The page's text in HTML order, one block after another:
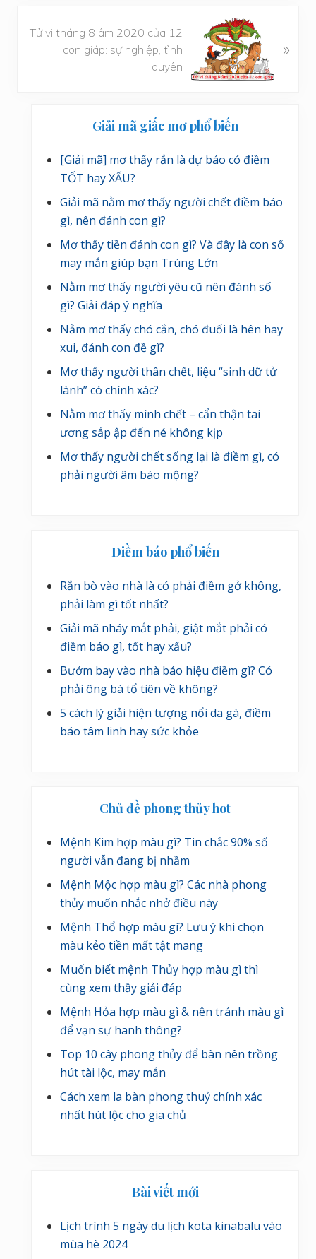
B
Tử vi tháng 8 âm 2020 của 12
con giáp: sự nghiệp, tình
duyên
»
SidebarGiải mã giấc mơ phổ biến
[Giải mã] mơ thấy rắn là dự báo có điềm
TỐT hay XẤU?
Giải mã nằm mơ thấy người chết điềm báo
gì, nên đánh con gì?
Mơ thấy tiền đánh con gì? Và đây là con số
may mắn giúp bạn Trúng Lớn
Nằm mơ thấy người yêu cũ nên đánh số
gì? Giải đáp ý nghĩa
Nằm mơ thấy chó cắn, chó đuổi là hên hay
xui, đánh con đề gì?
Mơ thấy người thân chết, liệu “sinh dữ tử
lành” có chính xác?
Nằm mơ thấy mình chết – cẩn thận tai
ương sắp ập đến né không kịp
Mơ thấy người chết sống lại là điềm gì, có
phải người âm báo mộng?
Điềm báo phổ biến
Rắn bò vào nhà là có phải điềm gở không,
phải làm gì tốt nhất?
Giải mã nháy mắt phải, giật mắt phải có
điềm báo gì, tốt hay xấu?
Bướm bay vào nhà báo hiệu điềm gì? Có
phải ông bà tổ tiên về không?
5 cách lý giải hiện tượng nổi da gà, điềm
báo tâm linh hay sức khỏe
Chủ đề phong thủy hot
Mệnh Kim hợp màu gì? Tin chắc 90% số
người vẫn đang bị nhầm
Mệnh Mộc hợp màu gì? Các nhà phong
thủy muốn nhắc nhở điều này
Mệnh Thổ hợp màu gì? Lưu ý khi chọn
màu kẻo tiền mất tật mang
Muốn biết mệnh Thủy hợp màu gì thì
cùng xem thầy giải đáp
Mệnh Hỏa hợp màu gì & nên tránh màu gì
để vạn sự hanh thông?
Top 10 cây phong thủy để bàn nên trồng
hút tài lộc, may mắn
Cách xem la bàn phong thuỷ chính xác
nhất hút lộc cho gia chủ
Bài viết mới
Lịch trình 5 ngày du lịch kota kinabalu vào
mùa hè 2024